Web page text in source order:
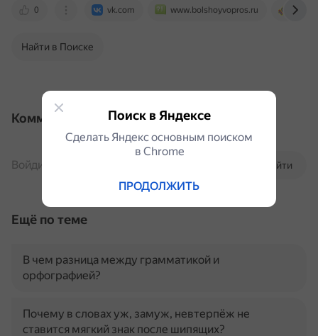
0 vk.com www.bolshoyvopros.ru
Найти в Поиске
Комментарии
Войти
Войдите, чтобы комментировать
Ещё по теме
В чем разница между грамматикой и
орфографией?
Почему в словах уж, замуж, невтерпёж не
ставится мягкий знак после шипящих?
Поиск в Яндексе
Сделать Яндекс основным поиском
в Сhrome
ПРОДОЛЖИТЬ